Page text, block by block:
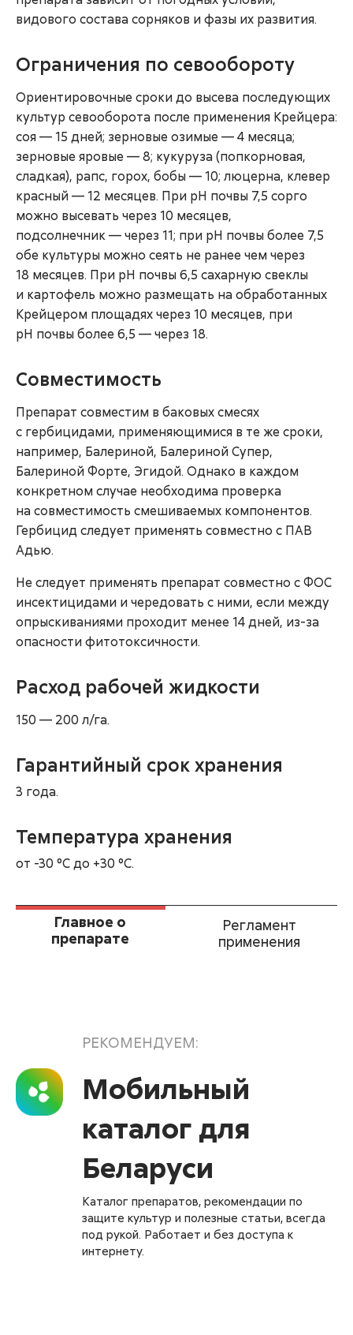
видового состава сорняков и фазы их развития.
Ограничения по севообороту
Ориентировочные сроки до высева последующих
культур севооборота после применения Крейцера:
соя — 15 дней; зерновые озимые — 4 месяца;
зерновые яровые — 8; кукуруза (попкорновая,
сладкая), рапс, горох, бобы — 10; люцерна, клевер
красный — 12 месяцев. При рН почвы 7,5 сорго
можно высевать через 10 месяцев,
подсолнечник — через 11; при рН почвы более 7,5
обе культуры можно сеять не ранее чем через
18 месяцев. При рН почвы 6,5 сахарную свеклы
и картофель можно размещать на обработанных
Крейцером площадях через 10 месяцев, при
рН почвы более 6,5 — через 18.
Совместимость
Препарат совместим в баковых смесях
с гербицидами, применяющимися в те же сроки,
например, Балериной, Балериной Супер,
Балериной Форте, Эгидой. Однако в каждом
конкретном случае необходима проверка
на совместимость смешиваемых компонентов.
Гербицид следует применять совместно с ПАВ
Адью.
Не следует применять препарат совместно с ФОС
инсектицидами и чередовать с ними, если между
опрыскиваниями проходит менее 14 дней, из-за
опасности фитотоксичности.
Расход рабочей жидкости
150 — 200 л/га.
Гарантийный срок хранения
3 года.
Температура хранения
от -30 °С до +30 °С.
Главное о
препарате
Регламент
применения
РЕКОМЕНДУЕМ:
Мобильный
каталог для
Беларуси
Каталог препаратов, рекомендации по
защите культур и полезные статьи, всегда
под рукой. Работает и без доступа к
интернету.